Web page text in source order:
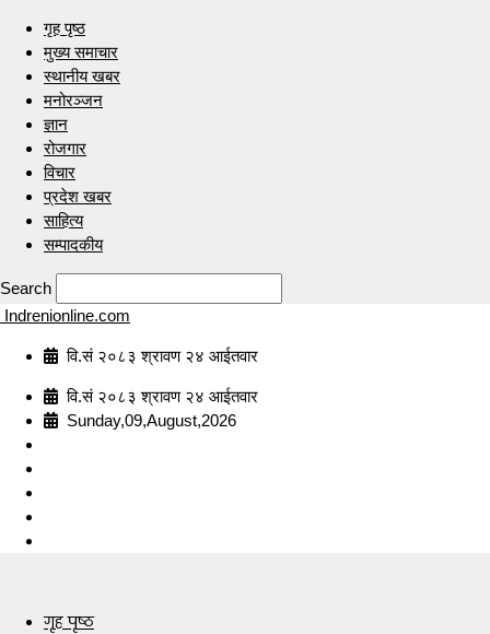
गृह पृष्ठ
मुख्य समाचार
स्थानीय खबर
मनोरञ्जन
ज्ञान
रोजगार
विचार
प्रदेश खबर
साहित्य
सम्पादकीय
Search
Indrenionline.com
वि.सं २०८३ श्रावण २४ आईतवार
वि.सं २०८३ श्रावण २४ आईतवार
Sunday,09,August,2026
गृह पृष्ठ